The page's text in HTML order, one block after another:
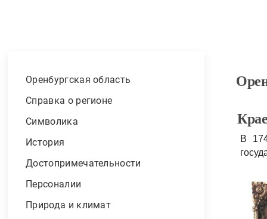
Оренбургская область
Справка о регионе
Символика
История
Достопримечательности
Персоналии
Природа и климат
В